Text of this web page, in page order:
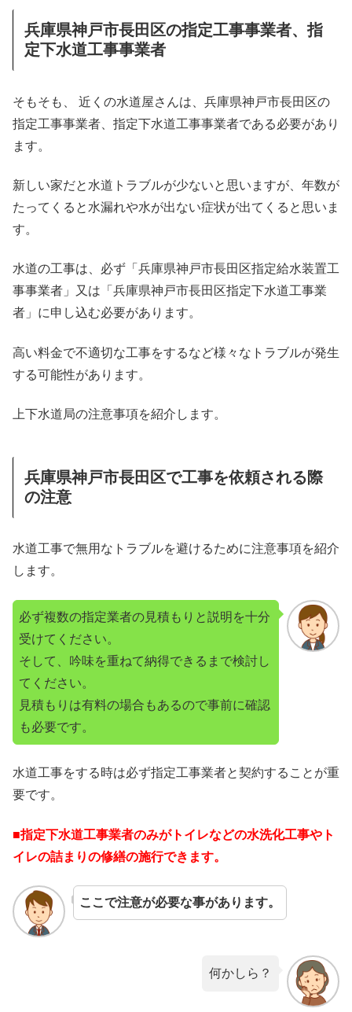
兵庫県神戸市長田区の指定工事事業者、指
定下水道工事事業者
そもそも、 近くの水道屋さんは、兵庫県神戸市長田区の
指定工事事業者、指定下水道工事事業者である必要があり
ます。
新しい家だと水道トラブルが少ないと思いますが、年数が
たってくると水漏れや水が出ない症状が出てくると思いま
す。
水道の工事は、必ず「兵庫県神戸市長田区指定給水装置工
事事業者」又は「兵庫県神戸市長田区指定下水道工事業
者」に申し込む必要があります。
高い料金で不適切な工事をするなど様々なトラブルが発生
する可能性があります。
上下水道局の注意事項を紹介します。
兵庫県神戸市長田区で工事を依頼される際
の注意
水道工事で無用なトラブルを避けるために注意事項を紹介
します。
必ず複数の指定業者の見積もりと説明を十分
受けてください。
そして、吟味を重ねて納得できるまで検討し
てください。
見積もりは有料の場合もあるので事前に確認
も必要です。
水道工事をする時は必ず指定工事業者と契約することが重
要です。
■指定下水道工事業者のみがトイレなどの水洗化工事やト
イレの詰まりの修繕の施行できます。
ここで注意が必要な事があります。
何かしら？